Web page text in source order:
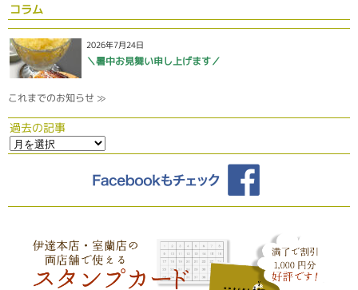
コラム
2026年7月24日
＼暑中お見舞い申し上げます／
これまでのお知らせ ≫
過去の記事